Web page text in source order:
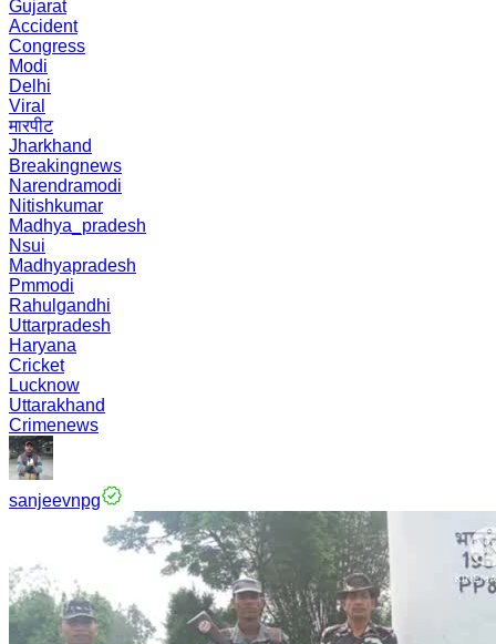
Gujarat
Accident
Congress
Modi
Delhi
Viral
मारपीट
Jharkhand
Breakingnews
Narendramodi
Nitishkumar
Madhya_pradesh
Nsui
Madhyapradesh
Pmmodi
Rahulgandhi
Uttarpradesh
Haryana
Cricket
Lucknow
Uttarakhand
Crimenews
sanjeevnpg